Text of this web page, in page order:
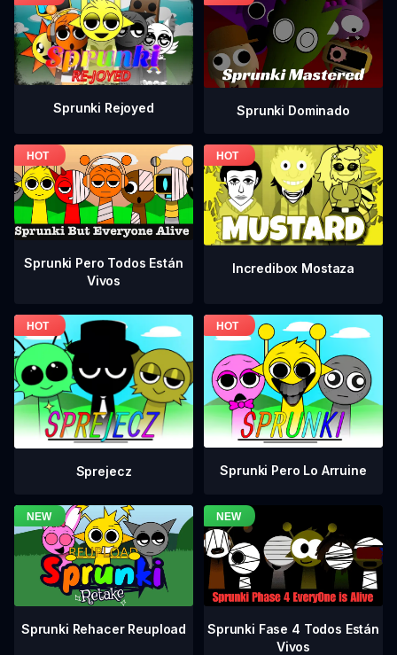
Sprunki Rejoyed Sprunki Dominado
Sprunki Pero Todos Están
Vivos
Incredibox Mostaza
Sprejecz Sprunki Pero Lo Arruine
Sprunki Rehacer Reupload
Sprunki Fase 4 Todos Están
Vivos